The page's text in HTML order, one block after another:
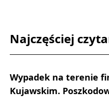
Najczęściej
Wypadek na terenie
Kujawskim.